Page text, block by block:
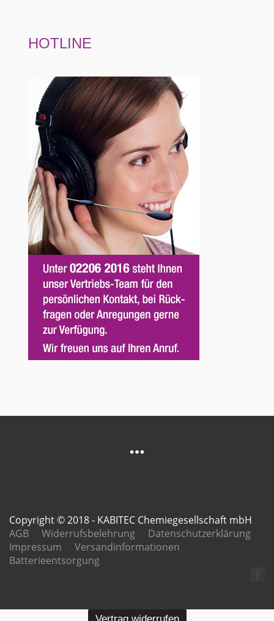
HOTLINE
Copyright © 2018 - KABITEC Chemiegesellschaft mbH
AGB
Widerrufsbelehrung
Datenschutzerklärung
Impressum
Versandinformationen
Batterieentsorgung